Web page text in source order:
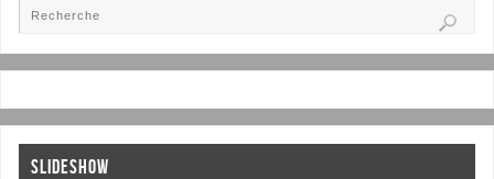
SLIDESHOW